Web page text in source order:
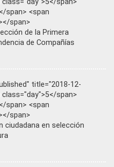
span>
span> <span
span>
de la Primera
de Compañías
title="2018-12-
span>
span> <span
span>
ciudadana en selección